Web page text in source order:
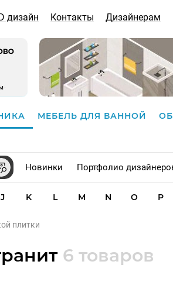
дизайн Контакты Дизайнерам
МЕБЕЛЬ ДЛЯ ВАННОЙ
Новинки Портфолио
J K L M N O P
плитки
6 товаров